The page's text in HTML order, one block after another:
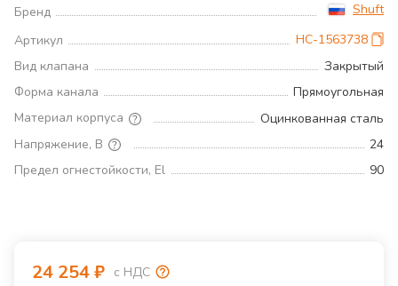
Бренд
Shuft
Артикул
НС-1563738
Вид клапана
Закрытый
Форма канала
Прямоугольная
Материал корпуса
Оцинкованная сталь
Напряжение, В
24
Предел огнестойкости, El
90
24 254₽ с НДС